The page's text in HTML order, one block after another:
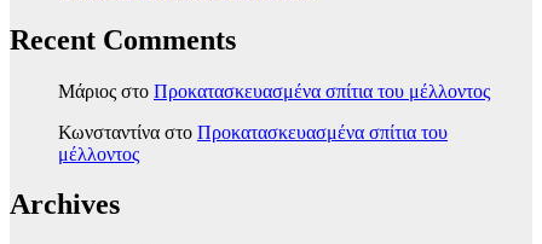
Recent Comments
Μάριος στο Προκατασκευασμένα σπίτια του μέλλοντος
Κωνσταντίνα στο Προκατασκευασμένα σπίτια του
μέλλοντος
Archives